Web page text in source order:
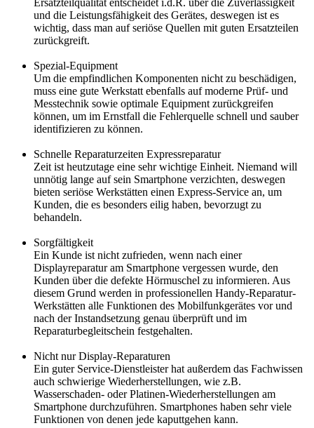
Ersatzteilqualität entscheidet i.d.R. über die Zuverlässigkeit
und die Leistungsfähigkeit des Gerätes, deswegen ist es
wichtig, dass man auf seriöse Quellen mit guten Ersatzteilen
zurückgreift.
Spezial-Equipment
Um die empfindlichen Komponenten nicht zu beschädigen,
muss eine gute Werkstatt ebenfalls auf moderne Prüf- und
Messtechnik sowie optimale Equipment zurückgreifen
können, um im Ernstfall die Fehlerquelle schnell und sauber
identifizieren zu können.
Schnelle Reparaturzeiten Expressreparatur
Zeit ist heutzutage eine sehr wichtige Einheit. Niemand will
unnötig lange auf sein Smartphone verzichten, deswegen
bieten seriöse Werkstätten einen Express-Service an, um
Kunden, die es besonders eilig haben, bevorzugt zu
behandeln.
Sorgfältigkeit
Ein Kunde ist nicht zufrieden, wenn nach einer
Displayreparatur am Smartphone vergessen wurde, den
Kunden über die defekte Hörmuschel zu informieren. Aus
diesem Grund werden in professionellen Handy-Reparatur-
Werkstätten alle Funktionen des Mobilfunkgerätes vor und
nach der Instandsetzung genau überprüft und im
Reparaturbegleitschein festgehalten.
Nicht nur Display-Reparaturen
Ein guter Service-Dienstleister hat außerdem das Fachwissen
auch schwierige Wiederherstellungen, wie z.B.
Wasserschaden- oder Platinen-Wiederherstellungen am
Smartphone durchzuführen. Smartphones haben sehr viele
Funktionen von denen jede kaputtgehen kann.